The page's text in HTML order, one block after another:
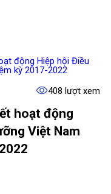
408 lượt xem
hoạt động
Việt Nam